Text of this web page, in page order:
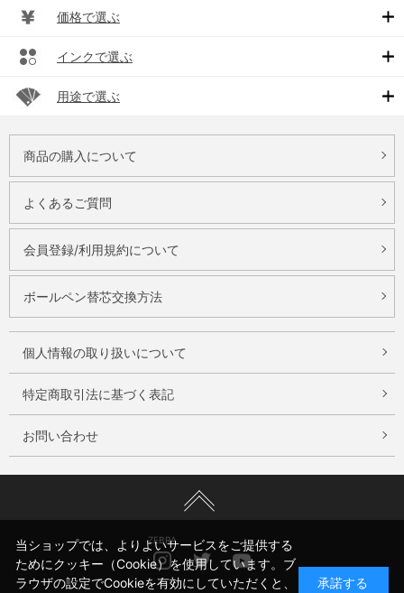
価格で選ぶ
インクで選ぶ
用途で選ぶ
商品の購入について
よくあるご質問
会員登録/利用規約について
ボールペン替芯交換方法
個人情報の取り扱いについて
特定商取引法に基づく表記
お問い合わせ
ZEBRA
InstagramTwitterYoutube
当ショップでは、よりよいサービスをご提供する
ためにクッキー（Cookie）を使用しています。ブ
ラウザの設定でCookieを有効にしていただくと、
承諾する